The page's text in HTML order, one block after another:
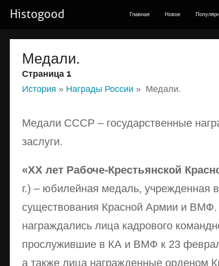
Histogood Главная Новое
Медали.
Страница 1
История » Награды России » Медали.
Медали СССР – государственные
заслуги.
«ХХ лет Рабоче-Крестьянской
г.) – юбилейная медаль, учрежденная
существования Красной Армии и
награждались лица кадрового
прослужившие в КА и ВМФ к 23
а также лица награжденные орденом